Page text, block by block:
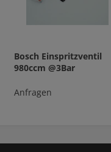
Bosch Einspritzventil
980ccm @3Bar
Anfragen